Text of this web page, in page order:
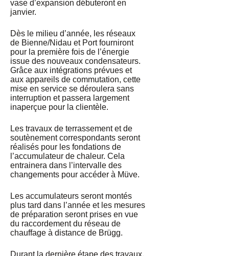
vase d’expansion débuteront en
janvier.
Dès le milieu d’année, les réseaux
de Bienne/Nidau et Port fourniront
pour la première fois de l’énergie
issue des nouveaux condensateurs.
Grâce aux intégrations prévues et
aux appareils de commutation, cette
mise en service se déroulera sans
interruption et passera largement
inaperçue pour la clientèle.
Les travaux de terrassement et de
soutènement correspondants seront
réalisés pour les fondations de
l’accumulateur de chaleur. Cela
entrainera dans l’intervalle des
changements pour accéder à Müve.
Les accumulateurs seront montés
plus tard dans l’année et les mesures
de préparation seront prises en vue
du raccordement du réseau de
chauffage à distance de Brügg.